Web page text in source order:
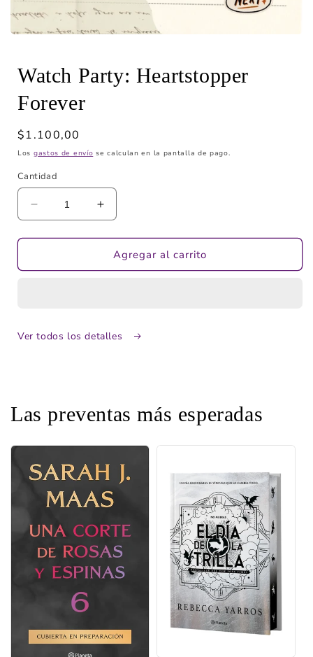
ventana
modal
Watch Party: Heartstopper
Forever
Precio
habitual
$1.100,00
Los gastos de envío se calculan en la pantalla de pago.
Cantidad
Reducir
cantidad
para
Party:
Aumentar
cantidad
para
Watch
Party:
Agregar al carrito
Ver todos los detalles
Las preventas más esperadas